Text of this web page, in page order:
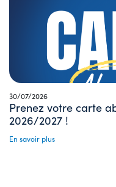
30/07/2026
Prenez votre carte
2026/2027 !
En savoir plus